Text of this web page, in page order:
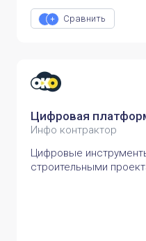
Сравнить
Цифровая
Инфо контрактор
Цифровые
строительными